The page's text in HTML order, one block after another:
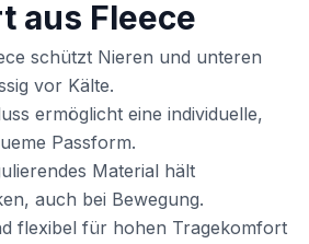
aus Fleece
schützt Nieren und unteren
vor Kälte.
ermöglicht eine individuelle,
Passform.
Material hält
auch bei Bewegung.
flexibel für hohen Tragekomfort